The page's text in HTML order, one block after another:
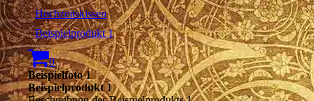
Hochzeitskissen
Beispielprodukt 1
0
Beispielfoto 1
Beispielprodukt 1